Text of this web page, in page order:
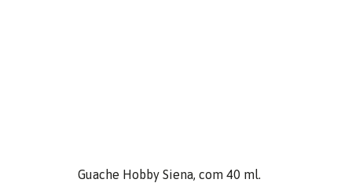
Guache Hobby Siena, com 40 ml.